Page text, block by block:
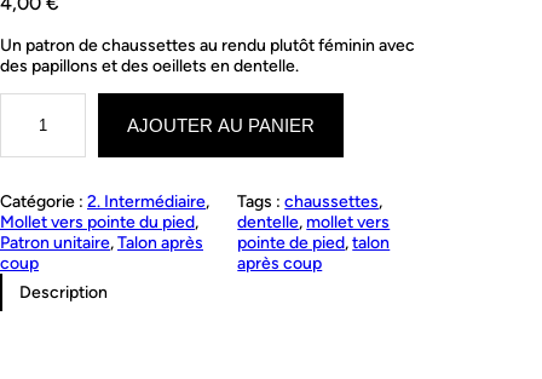
Un patron de chaussettes au rendu plutôt féminin avec
des papillons et des oeillets en dentelle.
n
i
t
é
d
M
AJOUTER AU PANIER
Catégorie : 2. Intermédiaire
Mollet vers pointe du pied
Patron unitaire, Talon après
coup
Tags :chaussettes
dentelle, mollet vers
pointe de pied, talon
après coup
Description